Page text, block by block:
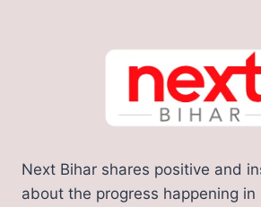
एक्सप्रेसवे
सौगात
को
मिलेगा
Next Bihar shares positive and
about the progress happening in